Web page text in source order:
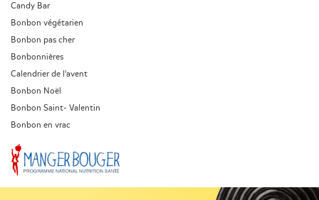
Candy Bar
Bonbon végétarien
Bonbon pas cher
Bonbonnières
Calendrier de l'avent
Bonbon Noël
Bonbon Saint- Valentin
Bonbon en vrac